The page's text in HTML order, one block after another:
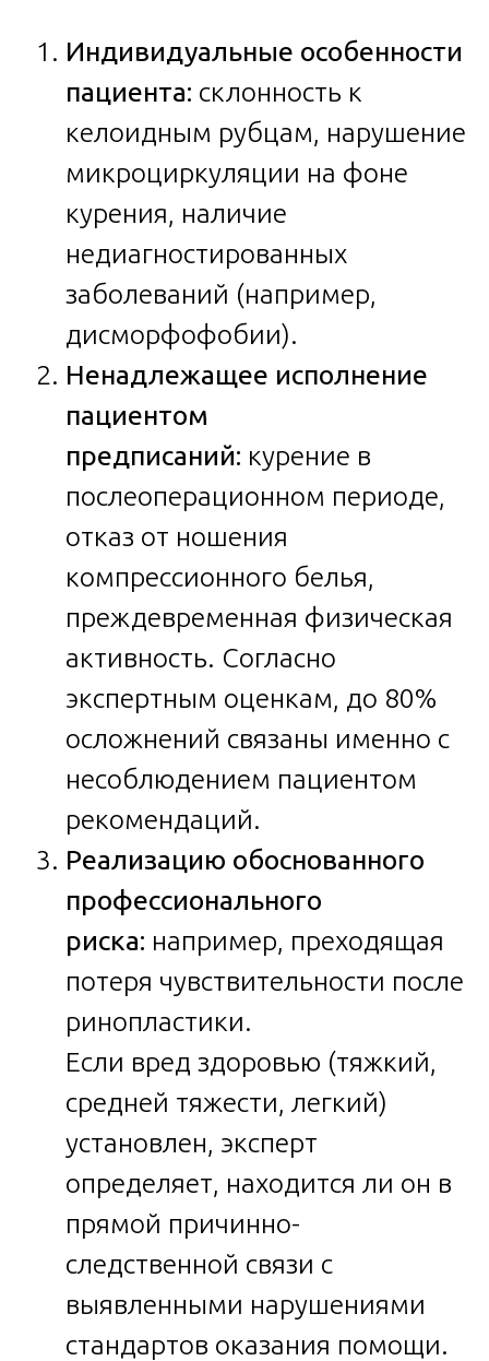
Индивидуальные особенности
пациента: склонность к
келоидным рубцам, нарушение
микроциркуляции на фоне
курения, наличие
недиагностированных
заболеваний (например,
дисморфофобии).
Ненадлежащее исполнение
пациентом
предписаний: курение в
послеоперационном периоде,
отказ от ношения
компрессионного белья,
преждевременная физическая
активность. Согласно
экспертным оценкам, до 80%
осложнений связаны именно с
несоблюдением пациентом
рекомендаций.
Реализацию обоснованного
профессионального
риска: например, преходящая
потеря чувствительности после
ринопластики.
Если вред здоровью (тяжкий,
средней тяжести, легкий)
установлен, эксперт
определяет, находится ли он в
прямой причинно-
следственной связи с
выявленными нарушениями
стандартов оказания помощи.